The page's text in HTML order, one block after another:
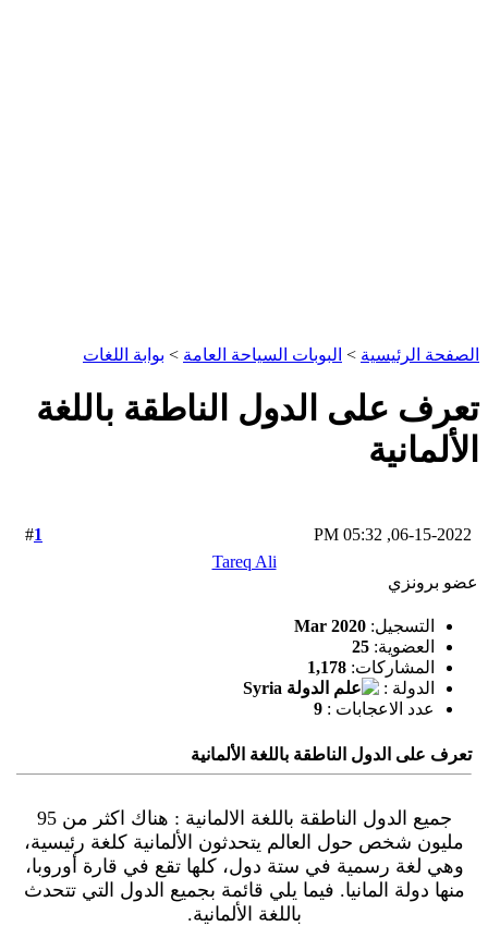
الصفحة الرئيسية > البوبات السياحة العامة > بوابة اللغات
تعرف على الدول الناطقة باللغة
الألمانية
1
06-15-2022, 05:32 PM
Tareq Ali
عضو برونزي
التسجيل: Mar 2020
العضوية: 25
المشاركات: 1,178
الدولة :
عدد الاعجابات : 9
تعرف على الدول الناطقة باللغة الألمانية
جميع الدول الناطقة باللغة الالمانية : هناك اكثر من 95
مليون شخص حول العالم يتحدثون الألمانية كلغة رئيسية،
وهي لغة رسمية في ستة دول، كلها تقع في قارة أوروبا،
منها دولة المانيا. فيما يلي قائمة بجميع الدول التي تتحدث
باللغة الألمانية.